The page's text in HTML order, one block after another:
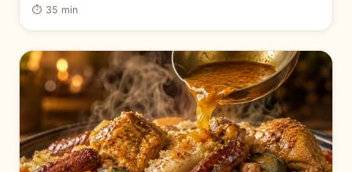
⏱ 35 min